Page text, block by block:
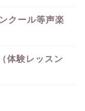
クール等声楽
体験レッスン